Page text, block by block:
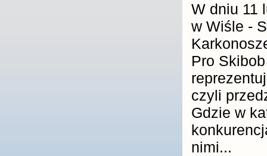
W dniu 11
w Wiśle -
Pro
czyli
Gdzie w
nimi...